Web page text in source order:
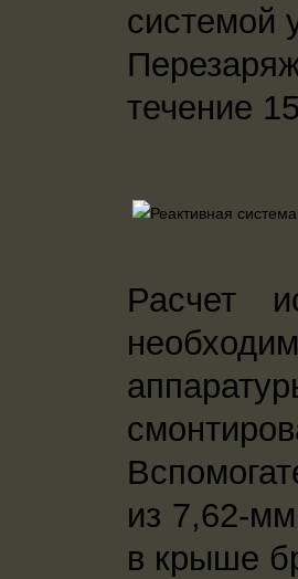
системой
течение
Расчет
из 7,62-
в крыше